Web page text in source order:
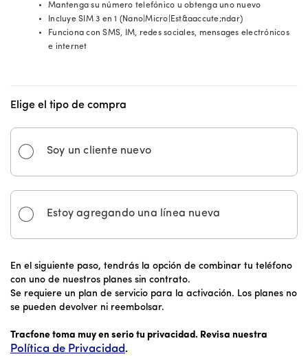
Mantenga su número telefónico u obtenga uno nuevo
Incluye SIM 3 en 1 (Nano|Micro|Est&aaccute;ndar)
Funciona con SMS, IM, redes sociales, mensages electrónicos
e internet
Elige el tipo de compra
Soy un cliente nuevo
Estoy agregando una línea nueva
En el siguiente paso, tendrás la opción de combinar tu teléfono
con uno de nuestros planes sin contrato.
Se requiere un plan de servicio para la activación. Los planes no
se pueden devolver ni reembolsar.
Tracfone toma muy en serio tu privacidad. Revisa nuestra
Política de Privacidad.